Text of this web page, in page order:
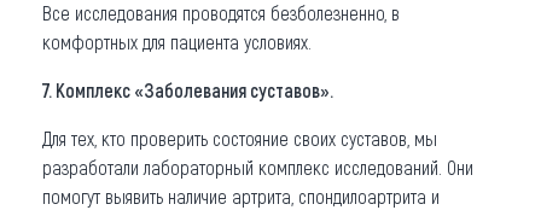
Все исследования проводятся безболезненно, в
комфортных для пациента условиях.
7. Комплекс «Заболевания суставов».
Для тех, кто проверить состояние своих суставов, мы
разработали лабораторный комплекс исследований. Они
помогут выявить наличие артрита, спондилоартрита и